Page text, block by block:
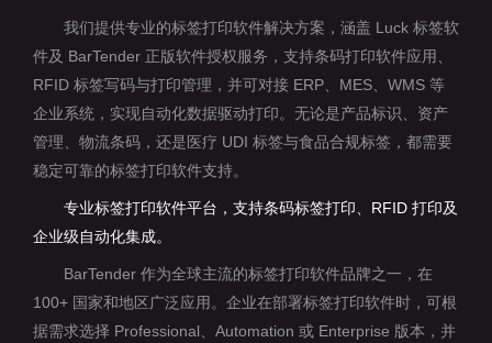
我们提供专业的标签打印软件解决方案，涵盖 Luck 标签软
件及 BarTender 正版软件授权服务，支持条码打印软件应用、
RFID 标签写码与打印管理，并可对接 ERP、MES、WMS 等
企业系统，实现自动化数据驱动打印。无论是产品标识、资产
管理、物流条码，还是医疗 UDI 标签与食品合规标签，都需要
稳定可靠的标签打印软件支持。
专业标签打印软件平台，支持条码标签打印、RFID 打印及
企业级自动化集成。
BarTender 作为全球主流的标签打印软件品牌之一，在
100+ 国家和地区广泛应用。企业在部署标签打印软件时，可根
据需求选择 Professional、Automation 或 Enterprise 版本，并